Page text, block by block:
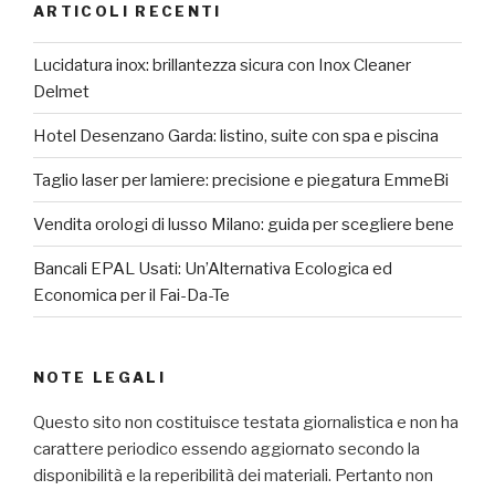
ARTICOLI RECENTI
Lucidatura inox: brillantezza sicura con Inox Cleaner
Delmet
Hotel Desenzano Garda: listino, suite con spa e piscina
Taglio laser per lamiere: precisione e piegatura EmmeBi
Vendita orologi di lusso Milano: guida per scegliere bene
Bancali EPAL Usati: Un’Alternativa Ecologica ed
Economica per il Fai-Da-Te
NOTE LEGALI
Questo sito non costituisce testata giornalistica e non ha
carattere periodico essendo aggiornato secondo la
disponibilità e la reperibilità dei materiali. Pertanto non